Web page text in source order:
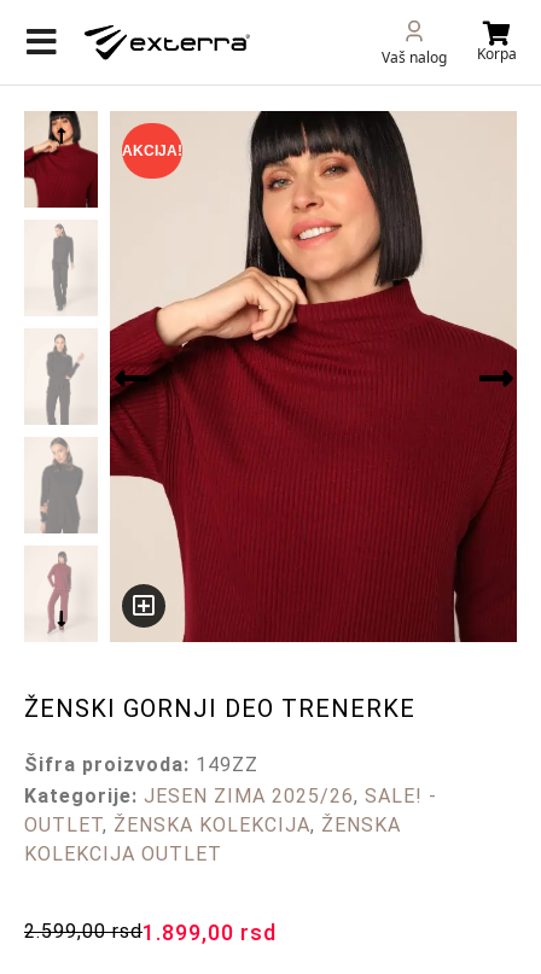
Vaš nalog Korpa
AKCIJA!
ŽENSKI GORNJI DEO TRENERKE
Šifra proizvoda: 149ZZ
Kategorije: JESEN ZIMA 2025/26, SALE! -
OUTLET, ŽENSKA KOLEKCIJA, ŽENSKA
KOLEKCIJA OUTLET
2.599,00rsd1.899,00 rsd